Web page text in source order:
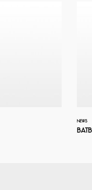
NEWS